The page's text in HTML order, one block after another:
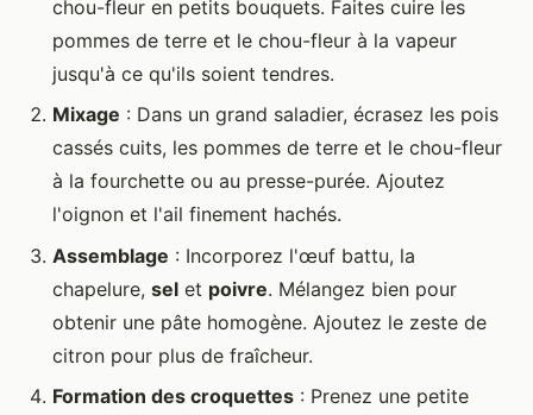
chou-fleur en petits bouquets. Faites cuire les
pommes de terre et le chou-fleur à la vapeur
jusqu'à ce qu'ils soient tendres.
Mixage : Dans un grand saladier, écrasez les pois
cassés cuits, les pommes de terre et le chou-fleur
à la fourchette ou au presse-purée. Ajoutez
l'oignon et l'ail finement hachés.
Assemblage : Incorporez l'œuf battu, la
chapelure, sel et poivre. Mélangez bien pour
obtenir une pâte homogène. Ajoutez le zeste de
citron pour plus de fraîcheur.
Formation des croquettes : Prenez une petite